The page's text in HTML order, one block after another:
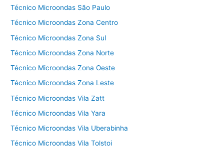
Técnico Microondas São Paulo
Técnico Microondas Zona Centro
Técnico Microondas Zona Sul
Técnico Microondas Zona Norte
Técnico Microondas Zona Oeste
Técnico Microondas Zona Leste
Técnico Microondas Vila Zatt
Técnico Microondas Vila Yara
Técnico Microondas Vila Uberabinha
Técnico Microondas Vila Tolstoi